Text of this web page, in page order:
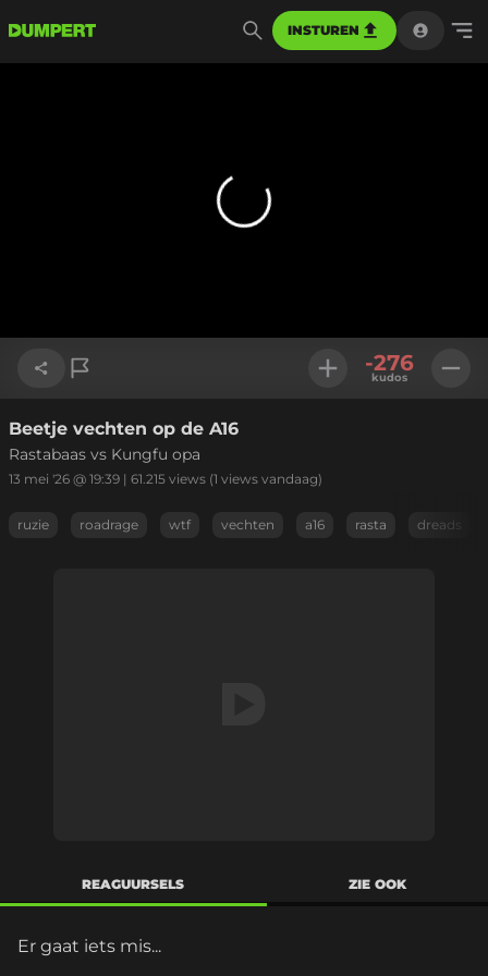
INSTUREN
Link kopiëren
-276
kudos
Beetje vechten op de A16
Rastabaas vs Kungfu opa
13 mei '26 @ 19:39 | 61.215 views (1 views vandaag)
ruzie roadrage wtf vechten a16 rasta dreads
REAGUURSELS ZIE OOK
Er gaat iets mis...